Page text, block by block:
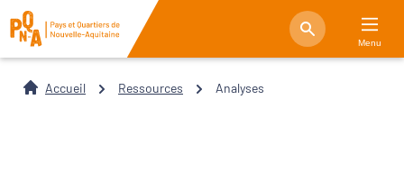
Menu
Accueil Ressources Analyses